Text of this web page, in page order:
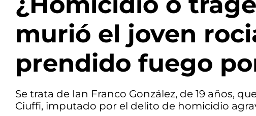
murió el joven
prendido fuego
Se trata de Ian Franco González, de 19 años,
Ciuffi, imputado por el delito de homicidio